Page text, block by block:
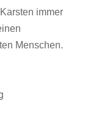
immer
Menschen.